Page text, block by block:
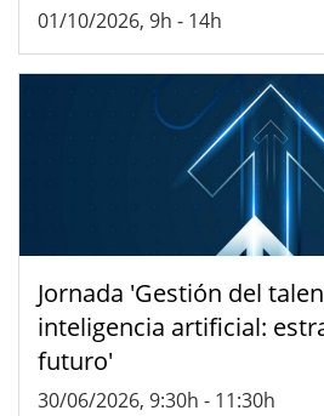
01/10/2026, 9h - 14h
Jornada 'Gestión del
inteligencia artificial:
futuro'
30/06/2026, 9:30h - 11:30h